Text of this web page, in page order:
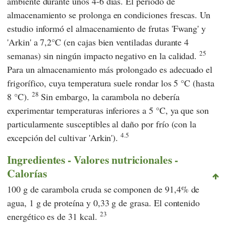
almacenamiento se prolonga en condiciones frescas. Un
estudio informó el almacenamiento de frutas 'Fwang' y
'Arkin' a 7,2°C (en cajas bien ventiladas durante 4
semanas) sin ningún impacto negativo en la calidad.25
Para un almacenamiento más prolongado es adecuado el
frigorífico, cuya temperatura suele rondar los 5 °C (hasta
8 °C). 28 Sin embargo, la carambola no debería
experimentar temperaturas inferiores a 5 °C, ya que son
particularmente susceptibles al daño por frío (con la
excepción del cultivar 'Arkin').4.5
Ingredientes - Valores nutricionales -
Calorías
100 g de carambola cruda se componen de 91,4% de
agua, 1 g de proteína y 0,33 g de grasa. El contenido
energético es de 31 kcal. 23